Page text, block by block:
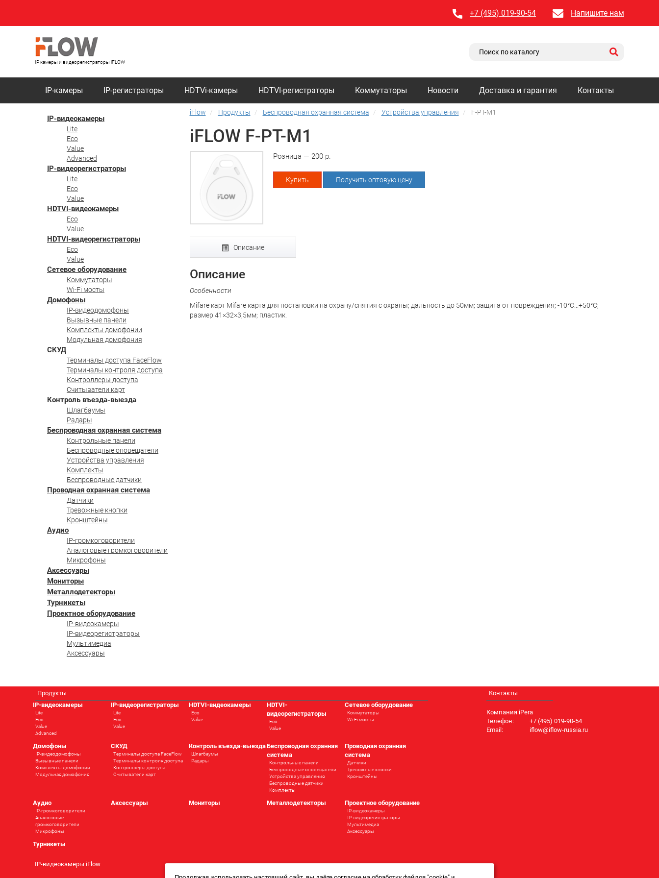
+7 (495) 019-90-54 Напишите нам
IP камеры и видеорегистраторы iFLOW
IP-камеры IP-регистраторы HDTVi-камеры HDTVI-регистраторы Коммутаторы Новости Доставка и гарантия Контакты
IP-видеокамеры
Lite
Eco
Value
Advanced
IP-видеорегистраторы
Lite
Eco
Value
HDTVI-видеокамеры
Eco
Value
HDTVI-видеорегистраторы
Eco
Value
Сетевое оборудование
Коммутаторы
Wi-Fi мосты
Домофоны
IP-видеодомофоны
Вызывные панели
Комплекты домофонии
Модульная домофония
СКУД
Терминалы доступа FaceFlow
Терминалы контроля доступа
Контроллеры доступа
Считыватели карт
Контроль въезда-выезда
Шлагбаумы
Радары
Беспроводная охранная система
Контрольные панели
Беспроводные оповещатели
Устройства управления
Комплекты
Беспроводные датчики
Проводная охранная система
Датчики
Тревожные кнопки
Кронштейны
Аудио
IP-громкоговорители
Аналоговые громкоговорители
Микрофоны
Аксессуары
Мониторы
Металлодетекторы
Турникеты
Проектное оборудование
IP-видеокамеры
IP-видеорегистраторы
Мультимедиа
Аксессуары
iFlow Продукты Беспроводная охранная система Устройства управления F-PT-M1
iFLOW F-PT-M1
Розница — 200 р.
Купить Получить оптовую цену
Описание
Описание
Особенности
Mifare карт Mifare карта для постановки на охрану/снятия с охраны; дальность до 50мм; защита от повреждения; -10°C...+50°C;
размер 41×32×3,5мм; пластик.
Продукты
IP-видеокамеры
Lite
Eco
Value
Advanced
IP-видеорегистраторы
Lite
Eco
Value
HDTVI-видеокамеры
Eco
Value
HDTVI-
видеорегистраторы
Eco
Value
Сетевое оборудование
Коммутаторы
Wi-Fi мосты
Домофоны
IP-видеодомофоны
Вызывные панели
Комплекты домофонии
Модульная домофония
СКУД
Терминалы доступа FaceFlow
Терминалы контроля доступа
Контроллеры доступа
Считыватели карт
Контроль въезда-выезда
Шлагбаумы
Радары
Беспроводная охранная
система
Контрольные панели
Беспроводные оповещатели
Устройства управления
Беспроводные датчики
Комплекты
Проводная охранная
система
Датчики
Тревожные кнопки
Кронштейны
Аудио
IP-громкоговорители
Аналоговые
громкоговорители
Микрофоны
Аксессуары Мониторы Металлодетекторы Проектное оборудование
IP-видеокамеры
IP-видеорегистраторы
Мультимедиа
Аксессуары
Турникеты
Контакты
Компания iPera
Телефон:
+7 (495) 019-90-54
Email:
iflow@iflow-russia.ru
IP-видеокамеры iFlow